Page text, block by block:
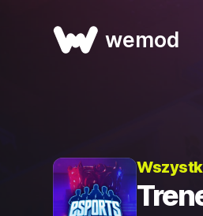
wemod